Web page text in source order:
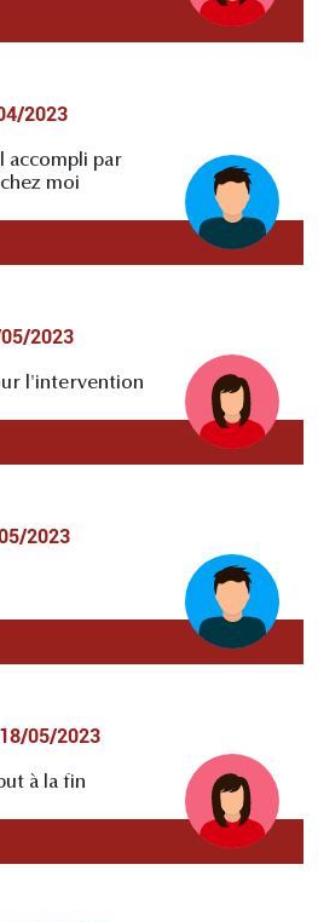
2023
accompli par
moi
2023
l'intervention
2023
18/05/2023
à la fin